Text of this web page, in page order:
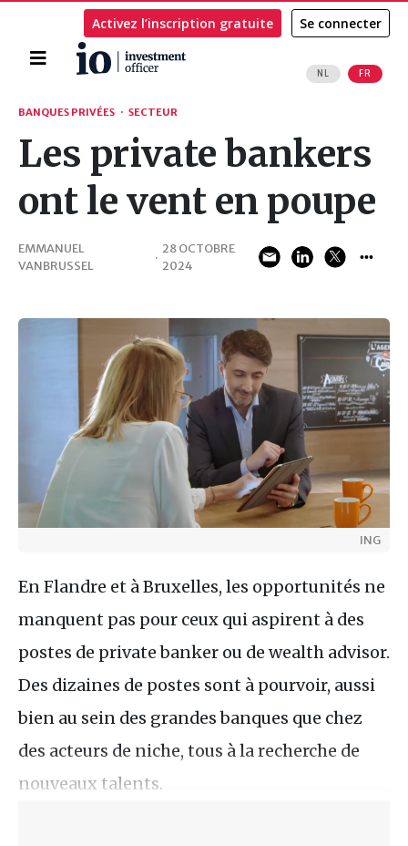
Accueil
NL FR
Activez l’inscription gratuite Se connecter
Rechercher
BANQUES PRIVÉES · SECTEUR
Les private bankers
ont le vent en poupe
EMMANUEL
VANBRUSSEL
·
28 OCTOBRE
2024
ING
En Flandre et à Bruxelles, les opportunités ne
manquent pas pour ceux qui aspirent à des
postes de private banker ou de wealth advisor.
Des dizaines de postes sont à pourvoir, aussi
bien au sein des grandes banques que chez
des acteurs de niche, tous à la recherche de
nouveaux talents.